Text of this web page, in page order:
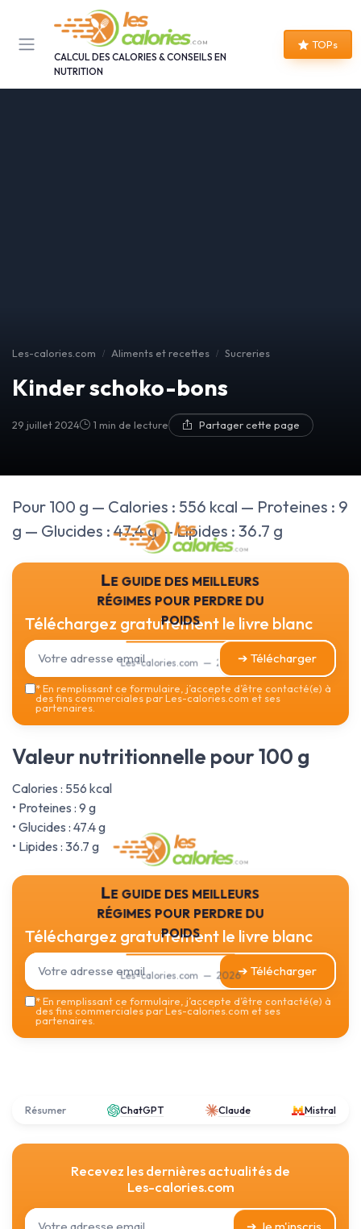
CALCUL DES CALORIES & CONSEILS EN
NUTRITION
TOPs
Les-calories.com Aliments et recettes Sucreries
Kinder schoko-bons
29 juillet 2024 1 min de lecture Partager cette page
Pour 100 g — Calories : 556 kcal — Proteines : 9
g — Glucides : 47.4 g — Lipides : 36.7 g
Le guide des meilleurs
régimes pour perdre du
poids
Les-calories.com — 2026
Téléchargez gratuitement le livre blanc
➔ Télécharger
*En remplissant ce formulaire, j’accepte d’être contacté(e) à
des fins commerciales par Les-calories.com et ses
partenaires.
Valeur nutritionnelle pour 100 g
Calories : 556 kcal
• Proteines : 9 g
• Glucides : 47.4 g
• Lipides : 36.7 g
Le guide des meilleurs
régimes pour perdre du
poids
Les-calories.com — 2026
Téléchargez gratuitement le livre blanc
➔ Télécharger
*En remplissant ce formulaire, j’accepte d’être contacté(e) à
des fins commerciales par Les-calories.com et ses
partenaires.
Résumer ChatGPT Claude Mistral
Recevez les dernières actualités de
Les-calories.com
Panneau de gestion des cookies